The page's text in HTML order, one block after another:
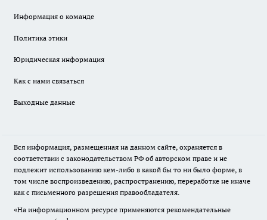
Информация о команде
Политика этики
Юридическая информация
Как с нами связаться
Выходные данные
Вся информация, размещенная на данном сайте, охраняется в
соответствии с законодательством РФ об авторском праве и не
подлежит использованию кем-либо в какой бы то ни было форме, в
том числе воспроизведению, распространению, переработке не иначе
как с письменного разрешения правообладателя.
«На информационном ресурсе применяются рекомендательные